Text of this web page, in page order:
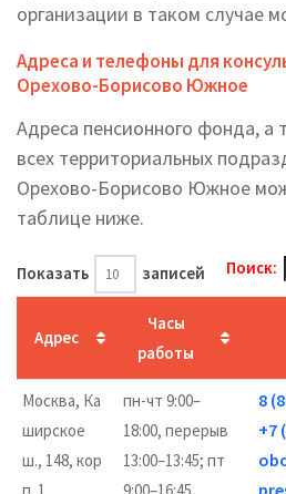
организации в таком случае
Адреса и телефоны для
Орехово-Борисово Южное
Адреса пенсионного фонда, а
всех территориальных
Орехово-Борисово Южное
таблице ниже.
Показать записей Поиск:
Адрес
Часы
работы
Москва, Ка
ширское
ш., 148, кор
пн-чт 9:00–
18:00, перерыв
13:00–13:45; пт
8
+7